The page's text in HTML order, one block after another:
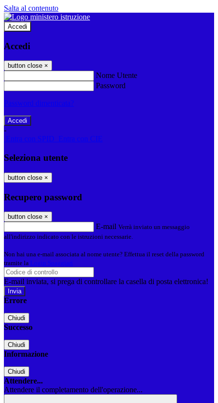
Salta al contenuto
Accedi
Accedi
button close ×
Nome Utente
Password
Password dimenticata?
-
Entra con SPID
Entra con CIE
Seleziona utente
button close ×
Recupero password
button close ×
E-mail Verrà inviato un messaggio
all'indirizzo indicato con le istruzioni necessarie.
Non hai una e-mail associata al nome utente? Effettua il reset della password
tramite la Login Spaggiari
E-mail inviata, si prega di controllare la casella di posta elettronica!
Errore
Chiudi
Successo
Chiudi
Informazione
Chiudi
Attendere...
Attendere il completamento dell'operazione...